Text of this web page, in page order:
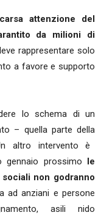
attenzione del
da milioni di
rappresentare solo
a favore e supporto
lo schema di un
– quella parte della
altro intervento è
gennaio prossimo le
non godranno
ad anziani e persone
asili nido